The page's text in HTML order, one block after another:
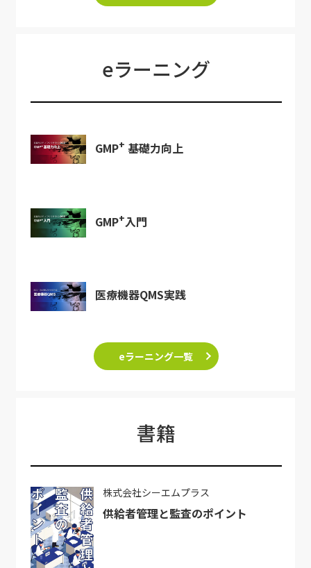
eラーニング
GMP+ 基礎力向上
GMP+入門
医療機器QMS実践
eラーニング一覧
書籍
株式会社シーエムプラス
供給者管理と監査のポイント